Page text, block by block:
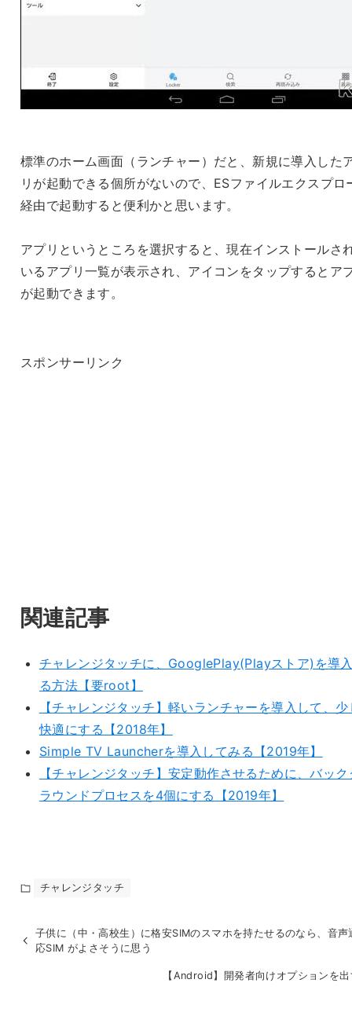
標準のホーム画面（ランチャー）だと、新規に導入した
リが起動できる個所がないので、ESファイルエクスプロ
経由で起動すると便利かと思います。
アプリというところを選択すると、現在インストールさ
いるアプリ一覧が表示され、アイコンをタップするとア
が起動できます。
スポンサーリンク
関連記事
チャレンジタッチに、GooglePlay(Playストア)を導
る方法【要root】
【チャレンジタッチ】軽いランチャーを導入して、少
快適にする【2018年】
Simple TV Launcherを導入してみる【2019年】
【チャレンジタッチ】安定動作させるために、バック
ラウンドプロセスを4個にする【2019年】
チャレンジタッチ
子供に（中・高校生）に格安SIMのスマホを持たせるのなら、音声
応SIM がよさそうに思う
【Android】開発者向けオプションを